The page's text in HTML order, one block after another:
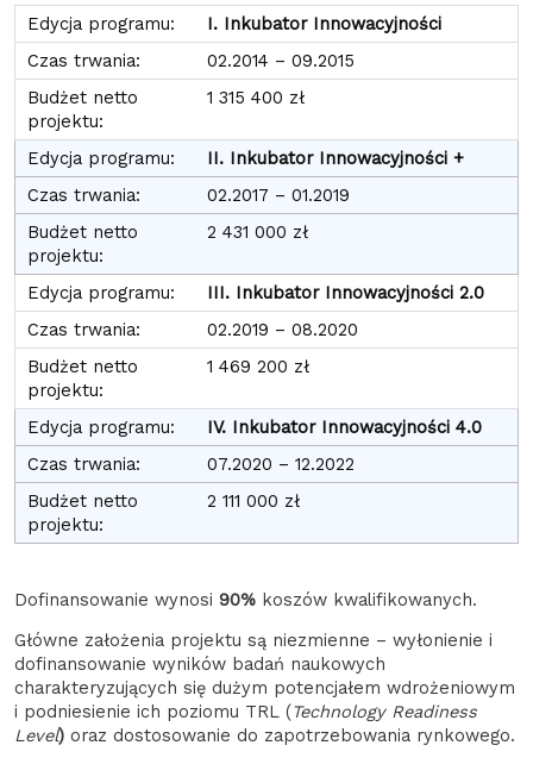
I. Inkubator Innowacyjności
02.2014 – 09.2015
1 315 400 zł
II. Inkubator Innowacyjności +
02.2017 – 01.2019
2 431 000 zł
III. Inkubator Innowacyjności 2.0
02.2019 – 08.2020
1 469 200 zł
IV. Inkubator Innowacyjności 4.0
07.2020 – 12.2022
2 111 000 zł
Dofinansowanie wynosi 90% koszów kwalifikowanych.
Główne założenia projektu są niezmienne – wyłonienie i
dofinansowanie wyników badań naukowych
charakteryzujących się dużym potencjałem wdrożeniowym
i podniesienie ich poziomu TRL (Technology Readiness
Level) oraz dostosowanie do zapotrzebowania rynkowego.